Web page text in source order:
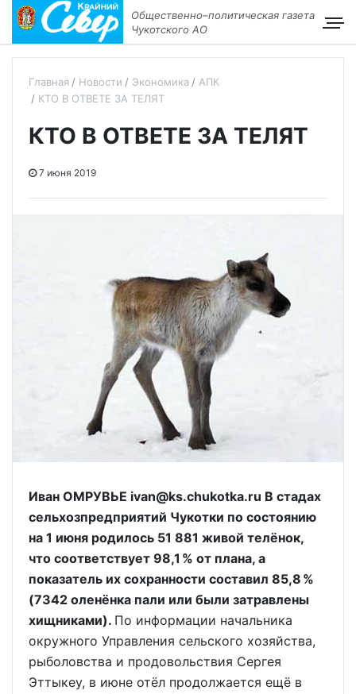
Общественно–политическая газета
Чукотского АО
Главная Новости Экономика
АПК
КТО В ОТВЕТЕ ЗА ТЕЛЯТ
КТО В ОТВЕТЕ ЗА ТЕЛЯТ
7 июня 2019
Иван ОМРУВЬЕ ivan@ks.chukotka.ru В стадах
сельхозпредприятий Чукотки по состоянию
на 1 июня родилось 51 881 живой телёнок,
что соответствует 98,1 % от плана, а
показатель их сохранности составил 85,8 %
(7342 оленёнка пали или были затравлены
хищниками). По информации начальника
окружного Управления сельского хозяйства,
рыболовства и продовольствия Сергея
Эттыкеу, в июне отёл продолжается ещё в